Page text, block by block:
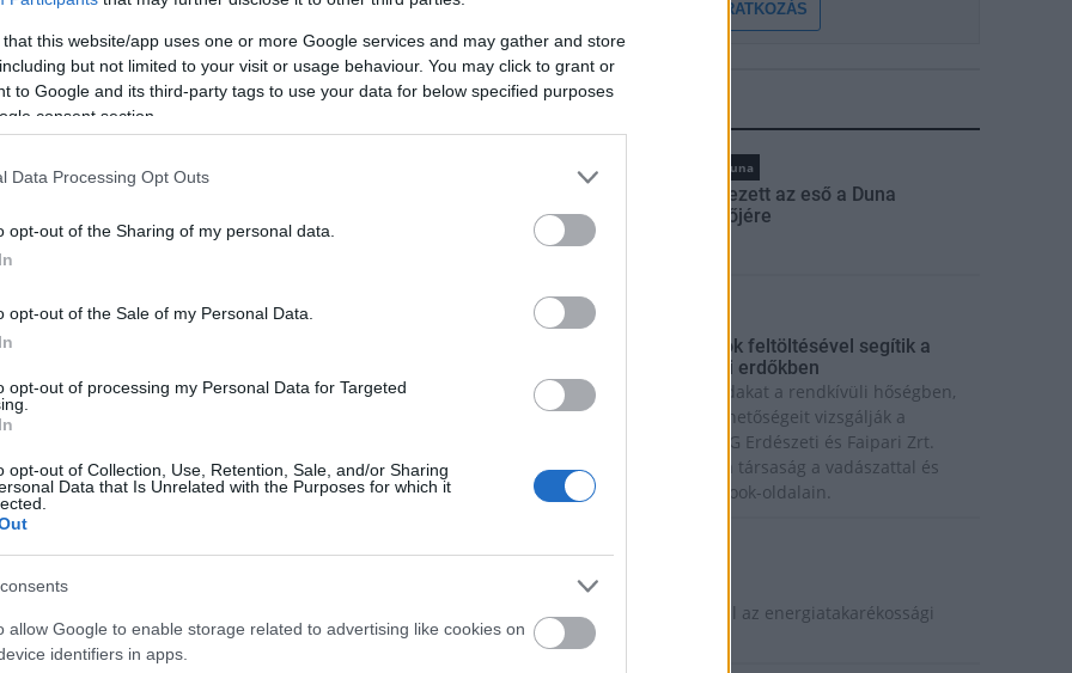
that this website/app uses one or more Google services and may gather and store
but not limited to your visit or usage behaviour. You may click to grant or
to Google and its third-party tags to use your data for below specified purposes
consent section.
Data Processing Opt Outs
opt-out of the Sharing of my personal data.
opt-out of the Sale of my Personal Data.
opt-out of processing my Personal Data for Targeted
opt-out of Collection, Use, Retention, Sale, and/or Sharing
Data that Is Unrelated with the Purposes for which it
allow Google to enable storage related to advertising like cookies on
identifiers in apps.
kormányzati felhatalmazás alapján, a koronavírus-
járvány miatt elrendelt korlátozó intézkedések zömét, és
településvezetőknek.
Ismét az agrártárcához fordul a Balatoni
Szövetség az elszaporodott vadak miatt
Ismét az agrártárcához fordul a Balatoni Szövetség
(BSz), mert továbbra sem születtek meg azok a
élő, illetve ott felbukkanó vadakra vonatkozó
vadgazdálkodást szabályoznák - mondta Balassa Balázs,
FELIRATKOZÁS
Duna
Megérkezett az eső a Duna
vízgyűjtőjére
Aktuális
Hőség és vízhiány - itatók feltöltésével segítik a
vadállományt a somogyi erdőkben
Folyamatosan itatják a vadakat a rendkívüli hőségben,
és a víz megtartásának lehetőségeit vizsgálják a
somogyi erdőkben a SEFAG Erdészeti és Faipari Zrt.
munkatársai - adta hírül a társaság a vadászattal és
erdőkkel foglalkozó Facebook-oldalain.
Aktuális
Kevesebb fényt!
Kaposvár is szerepet vállal az energiatakarékossági
összefogásban.